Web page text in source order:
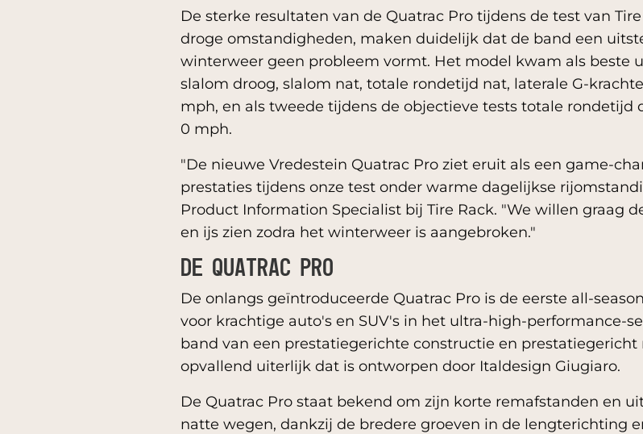
De sterke resultaten van de Quatrac Pro tijdens de test van
droge omstandigheden, maken duidelijk dat de band een
winterweer geen probleem vormt. Het model kwam als beste
slalom droog, slalom nat, totale rondetijd nat, laterale G-
mph, en als tweede tijdens de objectieve tests totale rondetijd
0 mph.
"De nieuwe Vredestein Quatrac Pro ziet eruit als een game-
prestaties tijdens onze test onder warme dagelijkse
Product Information Specialist bij Tire Rack. "We willen graag
en ijs zien zodra het winterweer is aangebroken."
DE QUATRAC PRO
De onlangs geïntroduceerde Quatrac Pro is de eerste all-
voor krachtige auto's en SUV's in het ultra-high-performance-
band van een prestatiegerichte constructie en
opvallend uiterlijk dat is ontworpen door Italdesign Giugiaro.
De Quatrac Pro staat bekend om zijn korte remafstanden en
natte wegen, dankzij de bredere groeven in de lengterichting